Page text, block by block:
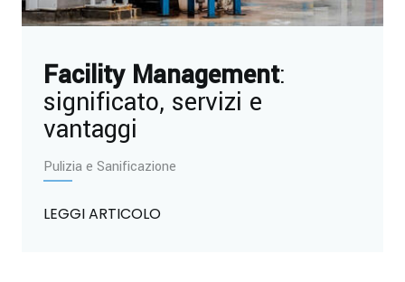
Facility Management:
significato, servizi e
vantaggi
Pulizia e Sanificazione
LEGGI ARTICOLO